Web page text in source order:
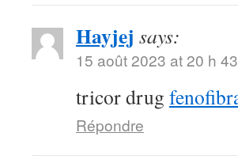
Hayjej says:
15 août 2023 at 20 h
tricor drug
Répondre